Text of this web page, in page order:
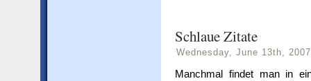
Schlaue Zitate
Wednesday, June 13th, 2007
Manchmal findet man in